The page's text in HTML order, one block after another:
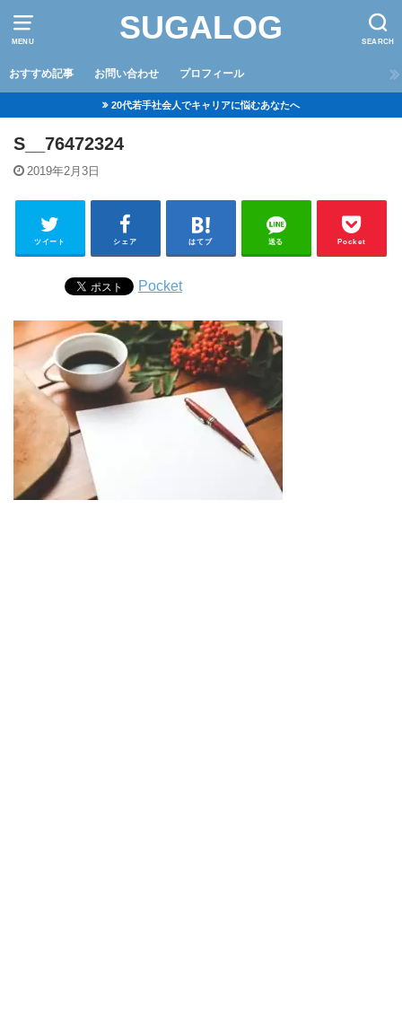
MENU SEARCH
SUGALOG
おすすめ記事 お問い合わせ プロフィール
20代若手社会人でキャリアに悩むあなたへ
S__76472324
2019年2月3日
ツイート シェア はてブ 送る Pocket
Pocket